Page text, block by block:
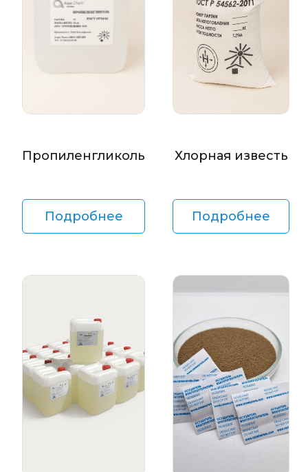
Пропиленгликоль
Подробнее
Хлорная известь
Подробнее